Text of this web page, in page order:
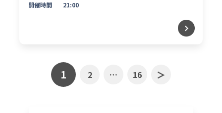
開催時間 21:00
1 2 … 16 ＞